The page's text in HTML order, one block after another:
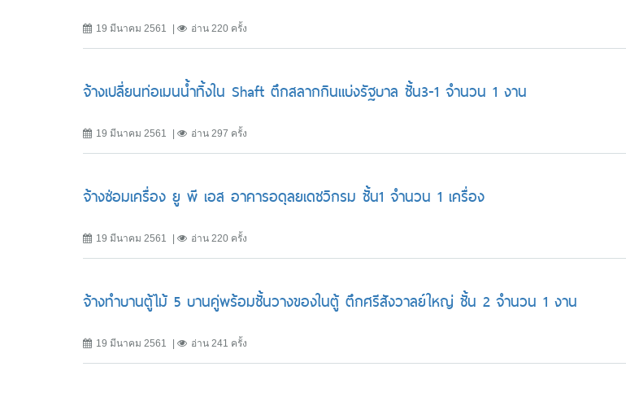
19 มีนาคม 2561 อ่าน 220 ครั้ง
จ้างเปลี่ยนท่อเมนน้ำทิ้งใน Shaft ตึกสลากกินแบ่งรัฐบาล ชั้น3-1 จำนวน 1 งาน
19 มีนาคม 2561 อ่าน 297 ครั้ง
จ้างซ่อมเครื่อง ยู พี เอส อาคารอดุลยเดชวิกรม ชั้น1 จำนวน 1 เครื่อง
19 มีนาคม 2561 อ่าน 220 ครั้ง
จ้างทำบานตู้ไม้ 5 บานคู่พร้อมชั้นวางของในตู้ ตึกศรีสังวาลย์ใหญ่ ชั้น 2 จำนวน 1 งาน
19 มีนาคม 2561 อ่าน 241 ครั้ง